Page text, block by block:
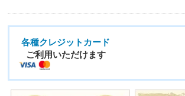
各種クレジットカード
ご利用いただけます